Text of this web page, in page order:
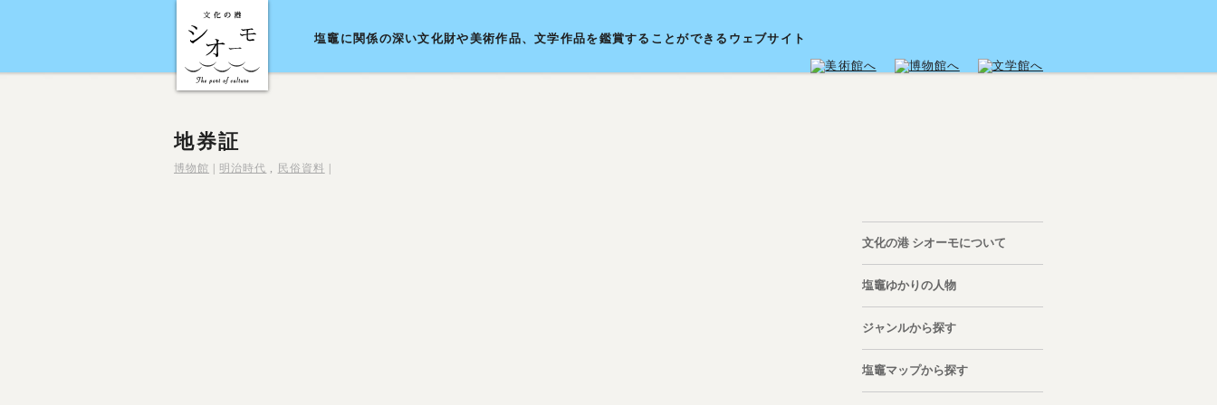
塩竈に関係の深い文化財や美術作品、文学作品を鑑賞することができるウェブサイト
地券証
博物館 明治時代 , 民俗資料
文化の港 シオーモについて
塩竈ゆかりの人物
ジャンルから探す
塩竈マップから探す